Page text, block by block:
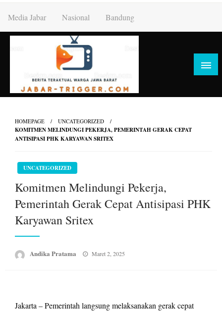
content
Media Jabar Nasional Bandung
HOMEPAGE UNCATEGORIZED
KOMITMEN MELINDUNGI PEKERJA, PEMERINTAH GERAK CEPAT
ANTISIPASI PHK KARYAWAN SRITEX
UNCATEGORIZED
Komitmen Melindungi Pekerja,
Pemerintah Gerak Cepat Antisipasi PHK
Karyawan Sritex
Andika Pratama
Posted
Maret 2, 2025
Jakarta – Pemerintah langsung melaksanakan gerak cepat